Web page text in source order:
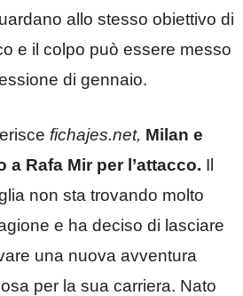
allo stesso obiettivo di
e il colpo può essere messo
di gennaio.
fichajes.net, Milan e
Rafa Mir per l’attacco. Il
non sta trovando molto
e ha deciso di lasciare
una nuova avventura
per la sua carriera. Nato